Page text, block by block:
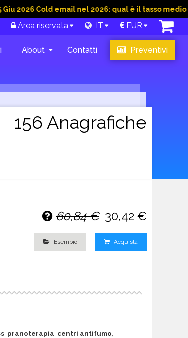
Cold email nel 2026: qual è il tasso medio di
Area riservata IT EUR
About Contatti Preventivi
156 Anagrafiche
60,84 € 30,42 €
Esempio Acquista
pranoterapia centri antifumo